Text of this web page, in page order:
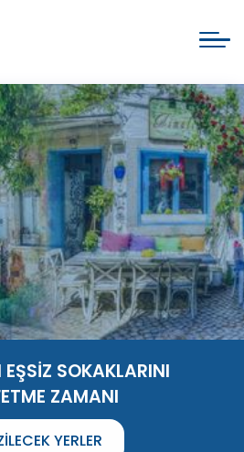
EŞSİZ SOKAKLARINI
ZAMANI
YERLER